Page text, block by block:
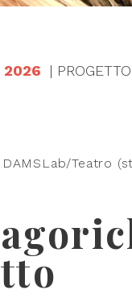
2026 |
Teatro